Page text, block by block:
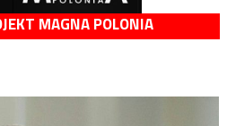
MAGNA POLONIA